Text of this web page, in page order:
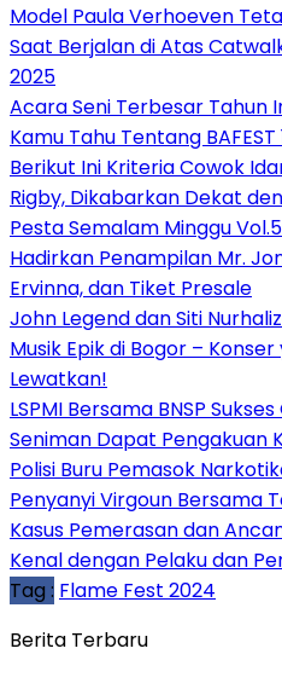
Model Paula Verhoeven
Saat Berjalan di Atas
2025
Acara Seni Terbesar Tahun
Kamu Tahu Tentang BAFEST
Berikut Ini Kriteria Cowok
Rigby, Dikabarkan Dekat
Pesta Semalam Minggu
Hadirkan Penampilan Mr.
Ervinna, dan Tiket Presale
John Legend dan Siti
Musik Epik di Bogor –
Lewatkan!
LSPMI Bersama BNSP
Seniman Dapat Pengakuan
Polisi Buru Pemasok
Penyanyi Virgoun Bersama
Kasus Pemerasan dan
Kenal dengan Pelaku dan
Tag : Flame Fest 2024
Berita Terbaru